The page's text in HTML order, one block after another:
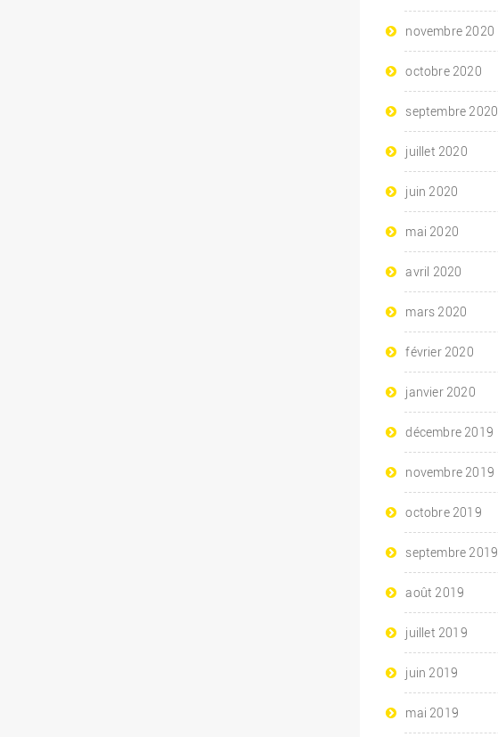
novembre 2020
octobre 2020
septembre 2020
juillet 2020
juin 2020
mai 2020
avril 2020
mars 2020
février 2020
janvier 2020
décembre 2019
novembre 2019
octobre 2019
septembre 2019
août 2019
juillet 2019
juin 2019
mai 2019